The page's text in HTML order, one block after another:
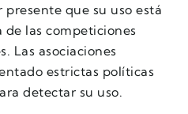
que su uso está
las competiciones
Las asociaciones
estrictas políticas
detectar su uso.